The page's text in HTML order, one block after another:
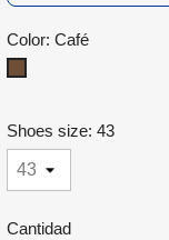
Color: Café
Shoes size: 43
Cantidad